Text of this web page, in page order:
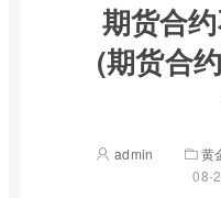
期货合
(期货合
admin 黄
08-